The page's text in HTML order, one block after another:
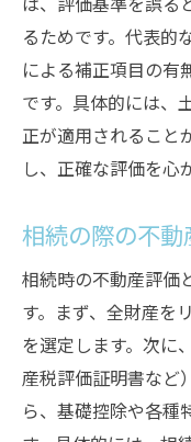
るためです。代表的
による補正項目の有
です。具体的には、
正が適用されること
し、正確な評価を心
相続の際の不
相続時の不動産評価
す。まず、全財産を
を選定します。次に
産税評価証明書など
ら、基礎控除や各種